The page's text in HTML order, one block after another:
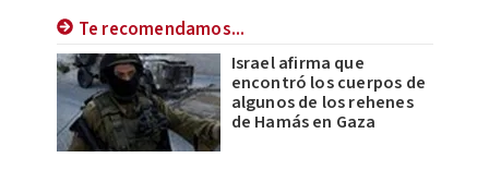
Te recomendamos...
Israel afirma que
encontró los cuerpos de
algunos de los rehenes
de Hamás en Gaza